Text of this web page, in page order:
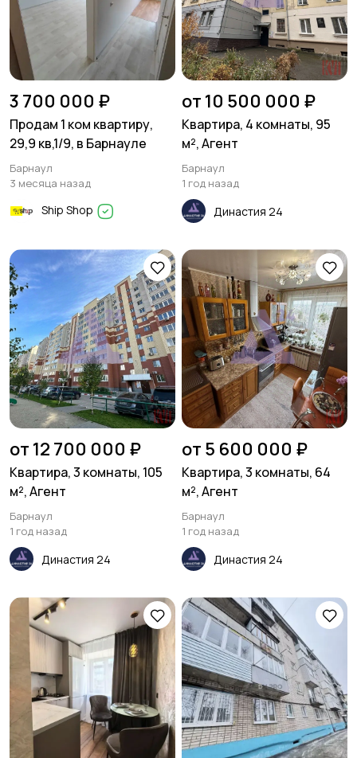
3 700 000 ₽
Продам 1 ком квартиру,
29,9 кв,1/9, в Барнауле
Барнаул
3 месяца назад
Ship Shop
от 10 500 000 ₽
Квартира, 4 комнаты, 95
м², Агент
Барнаул
1 год назад
Династия 24
от 12 700 000 ₽
Квартира, 3 комнаты, 105
м², Агент
Барнаул
1 год назад
Династия 24
от 5 600 000 ₽
Квартира, 3 комнаты, 64
м², Агент
Барнаул
1 год назад
Династия 24